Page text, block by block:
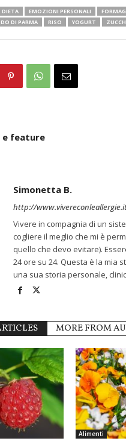
DIETA EMOZIONI PERSONALI
DI PARMA
RISO YOGURT
e feature
Simonetta B.
http://
Vivere in compagnia di un
cogliere il meglio che mi è
quello che devo evitare).
24 ore su 24. Questa è la mia
una sua storia personale,
MORE FROM
Alimenti